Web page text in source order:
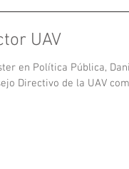
UAV
en Política Pública,
Directivo de la UAV